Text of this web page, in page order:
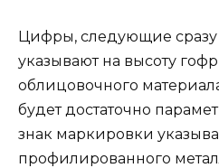
Цифры, следующие сразу
указывают на высоту
облицовочного
будет достаточно
знак маркировки
профилированного